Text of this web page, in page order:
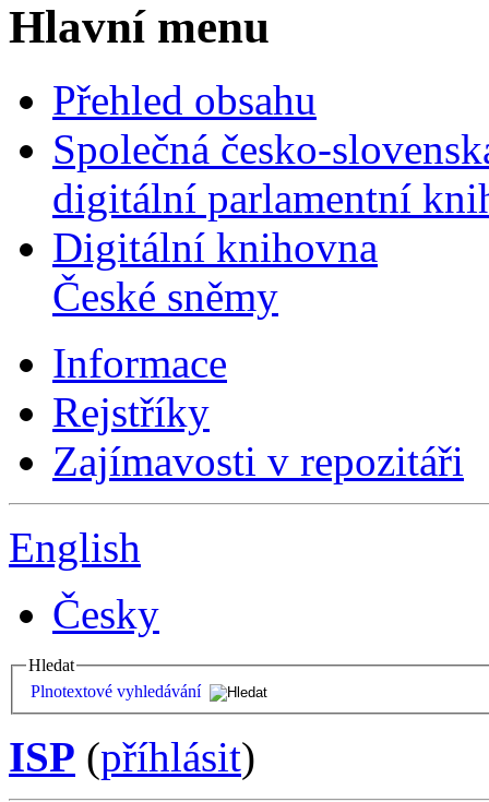
Hlavní menu
Přehled obsahu
Společná česko-
digitální parlamentní
Digitální knihovna
České sněmy
Informace
Rejstříky
Zajímavosti v repozitáři
English
Česky
Hledat
Plnotextové vyhledávání
ISP (příhlásit)